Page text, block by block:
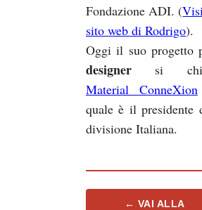
Fondazione ADI. (
sito web di Rodrigo).
Oggi il suo progetto
designersi
Material ConneXion
quale è il presidente
divisione Italiana.
← VAI ALLA